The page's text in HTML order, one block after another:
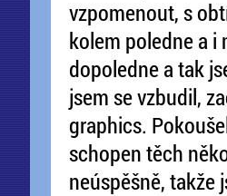
vzpomenout, s
kolem poledne a i
dopoledne a tak
jsem se vzbudil,
graphics.
schopen těch
neúspěšně, takže